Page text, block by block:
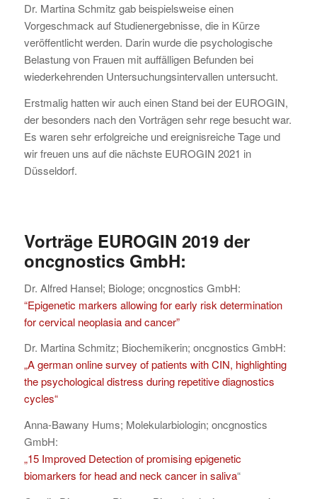
Dr. Martina Schmitz gab beispielsweise einen
Vorgeschmack auf Studienergebnisse, die in Kürze
veröffentlicht werden. Darin wurde die psychologische
Belastung von Frauen mit auffälligen Befunden bei
wiederkehrenden Untersuchungsintervallen untersucht.
Erstmalig hatten wir auch einen Stand bei der EUROGIN,
der besonders nach den Vorträgen sehr rege besucht war.
Es waren sehr erfolgreiche und ereignisreiche Tage und
wir freuen uns auf die nächste EUROGIN 2021 in
Düsseldorf.
Vorträge EUROGIN 2019 der
oncgnostics GmbH:
Dr. Alfred Hansel; Biologe; oncgnostics GmbH:
“Epigenetic markers allowing for early risk determination
for cervical neoplasia and cancer”
Dr. Martina Schmitz; Biochemikerin; oncgnostics GmbH:
„A german online survey of patients with CIN, highlighting
the psychological distress during repetitive diagnostics
cycles“
Anna-Bawany Hums; Molekularbiologin; oncgnostics
GmbH:
„15 Improved Detection of promising epigenetic
biomarkers for head and neck cancer in saliva“